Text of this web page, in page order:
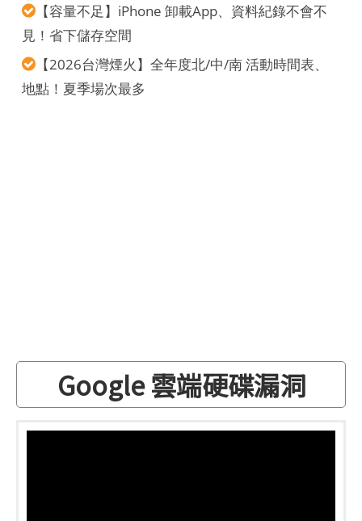
【容量不足】iPhone 卸載App、資料紀錄不會不
見！省下儲存空間
【2026台灣煙火】全年度北/中/南 活動時間表、
地點！夏季場次最多
Google 雲端硬碟漏洞